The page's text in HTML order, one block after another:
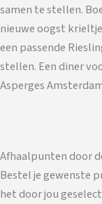
samen te stellen.
nieuwe oogst
een passende
stellen. Een diner
Asperges
Afhaalpunten door
Bestel je gewenste
het door jou